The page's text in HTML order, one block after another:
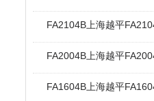
FA2104B上海越平
FA2004B上海越平
FA1604B上海越平